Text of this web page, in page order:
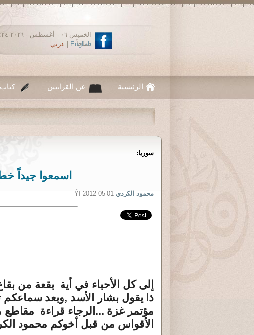
الخميس ٠٦ -
صباحاً
English عربي
الرئيسية عن القرانيين
سوريا:
اسمعوا جيداً
محمود الكردي Ýí 2012-05-01
إلى كل الأحباء في أية بقعة من
ذا يقول بشار الأسد ,وبعد
مؤتمر غزة ...الرجاء قراءة مقاطع
الأقواس من قبل أخوكم محمود